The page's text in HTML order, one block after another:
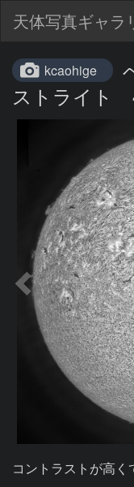
天体写真ギャラ
kcaohige
ストライト
コントラストが高く